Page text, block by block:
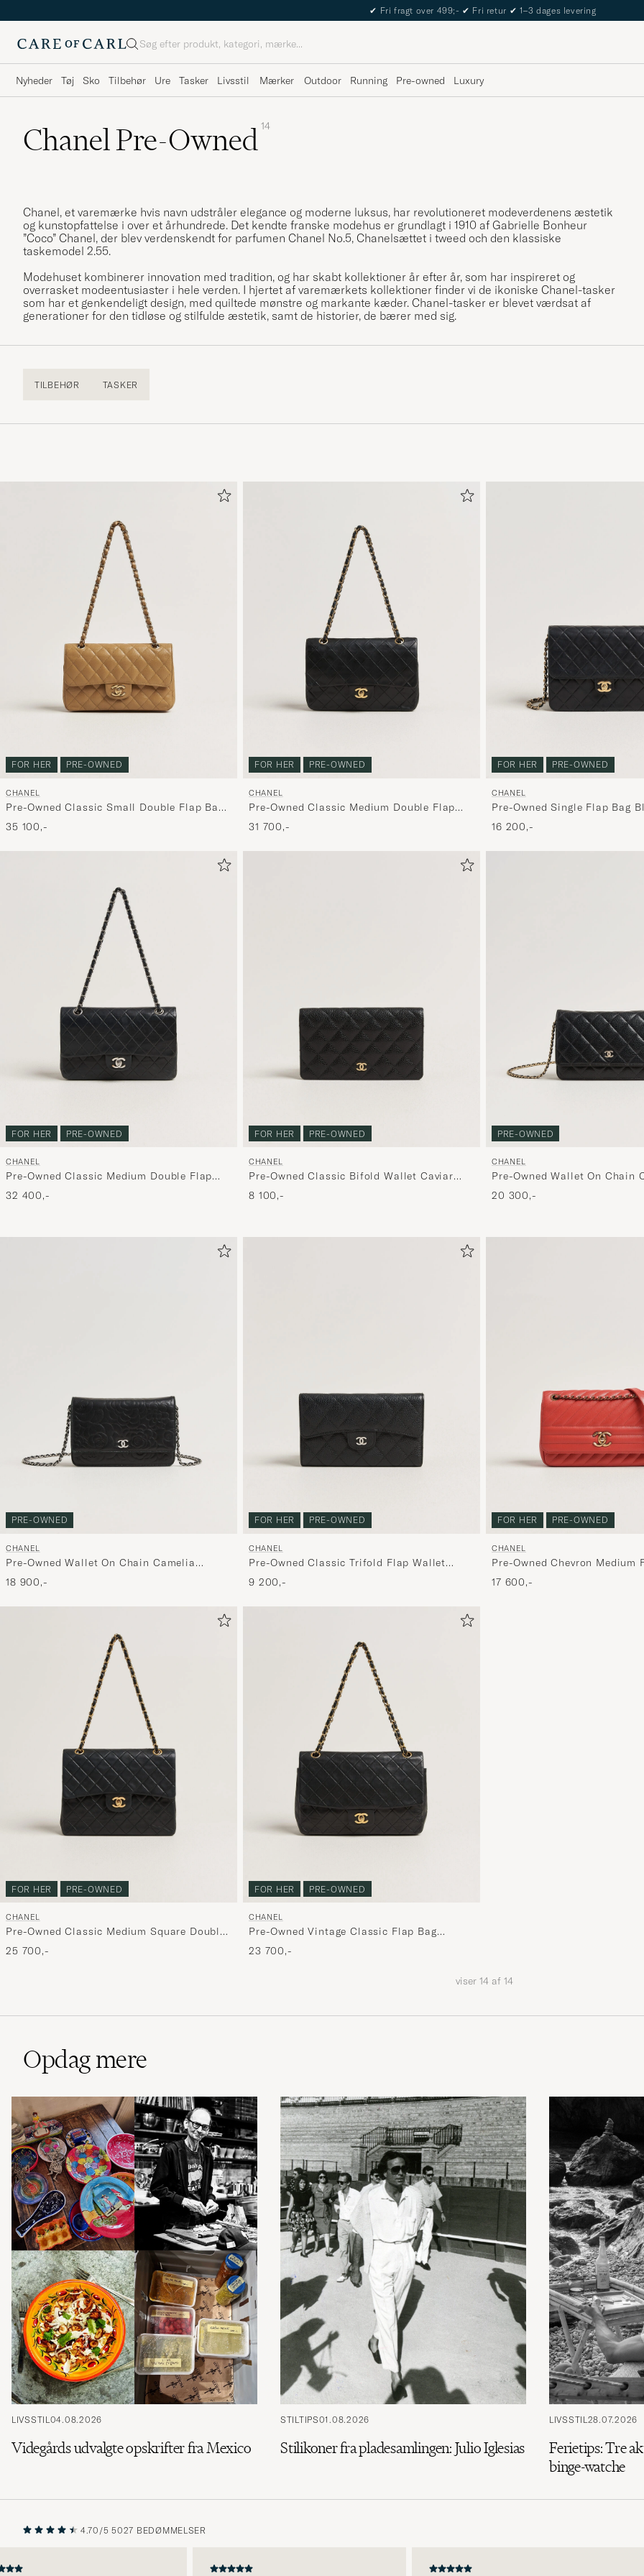
✔ Fri fragt over 499;- ✔ Fri retur ✔ 1–3 dages levering
Søg
Nyheder Tøj Sko Tilbehør Ure Tasker Livsstil Mærker Outdoor Running Pre-owned Luxury
Chanel Pre-Owned 14
Chanel, et varemærke hvis navn udstråler elegance og moderne luksus, har revolutioneret modeverdenens æstetik
og kunstopfattelse i over et århundrede. Det kendte franske modehus er grundlagt i 1910 af Gabrielle Bonheur
”Coco” Chanel, der blev verdenskendt for parfumen Chanel No.5, Chanelsættet i tweed och den klassiske
taskemodel 2.55.
Modehuset kombinerer innovation med tradition, og har skabt kollektioner år efter år, som har inspireret og
overrasket modeentusiaster i hele verden. I hjertet af varemærkets kollektioner finder vi de ikoniske Chanel-tasker
som har et genkendeligt design, med quiltede mønstre og markante kæder. Chanel-tasker er blevet værdsat af
generationer for den tidløse og stilfulde æstetik, samt de historier, de bærer med sig.
TILBEHØR TASKER
FOR HER PRE-OWNED
CHANEL
Pre-Owned Classic Small Double Flap Bag
Caviar Leather Beige
35 100,-
FOR HER PRE-OWNED
CHANEL
Pre-Owned Classic Medium Double Flap
Bag Lambskin Black
31 700,-
FOR HER PRE-OWNED
CHANEL
Pre-Owned Single Flap Bag
16 200,-
FOR HER PRE-OWNED
CHANEL
Pre-Owned Classic Medium Double Flap
Bag Lambskin Black
32 400,-
FOR HER PRE-OWNED
CHANEL
Pre-Owned Classic Bifold Wallet Caviar
Leather Black
8 100,-
PRE-OWNED
CHANEL
Pre-Owned Wallet On Chain
Black
20 300,-
PRE-OWNED
CHANEL
Pre-Owned Wallet On Chain Camelia
Lambskin Black
18 900,-
FOR HER PRE-OWNED
CHANEL
Pre-Owned Classic Trifold Flap Wallet
Caviar Leather Black
9 200,-
FOR HER PRE-OWNED
CHANEL
Pre-Owned Chevron Medium
17 600,-
FOR HER PRE-OWNED
CHANEL
Pre-Owned Classic Medium Square Double
Flap Bag Lambskin Black
25 700,-
FOR HER PRE-OWNED
CHANEL
Pre-Owned Vintage Classic Flap Bag
Lambskin Black
23 700,-
viser 14 af 14
Opdag mere
LIVSSTIL 04.08.2026
Videgårds udvalgte opskrifter fra Mexico
STILTIPS01.08.2026
Stilikoner fra pladesamlingen: Julio Iglesias
LIVSSTIL 28.07.2026
Ferietips: Tre
binge-watche
NÆSTE
4.70/5 5027 BEDØMMELSER